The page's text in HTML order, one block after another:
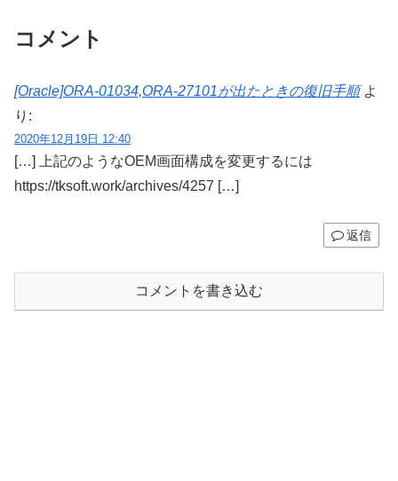
コメント
[Oracle]ORA-01034,ORA-27101が出たときの復旧手順 よ
り:
2020年12月19日 12:40
[…] 上記のようなOEM画面構成を変更するには
https://tksoft.work/archives/4257 […]
返信
コメントを書き込む